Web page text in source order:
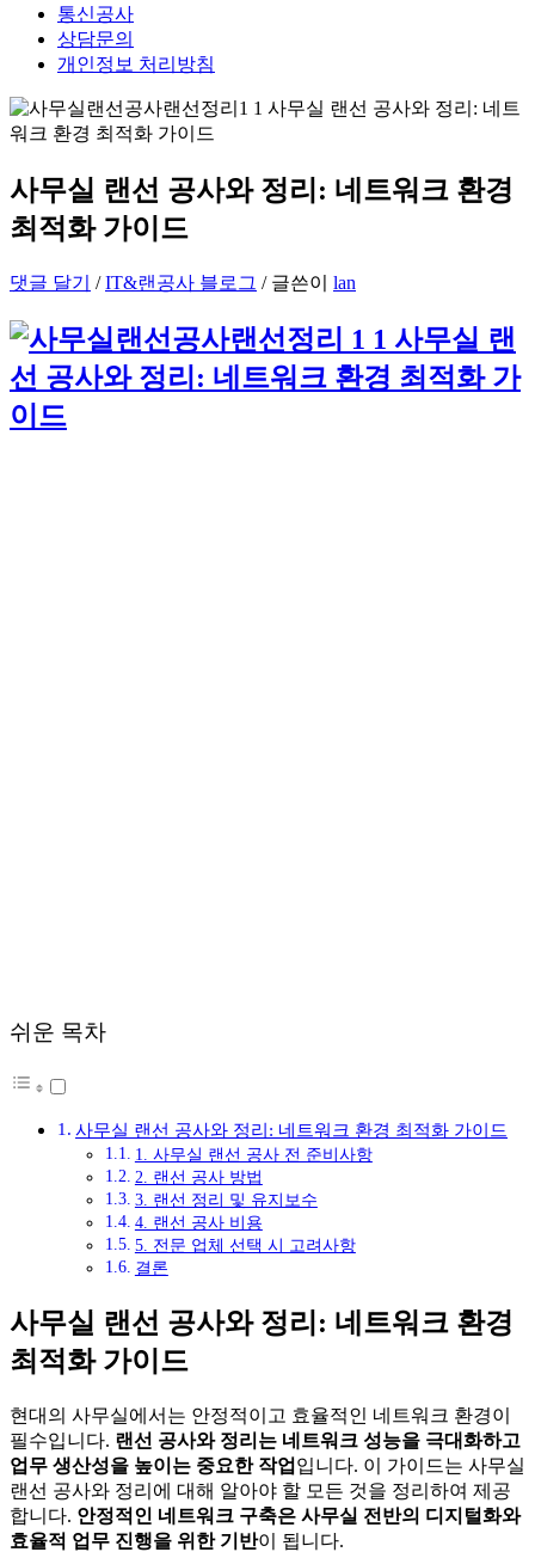
통신공사
상담문의
개인정보 처리방침
사무실 랜선 공사와 정리: 네트워크 환경
최적화 가이드
댓글 달기 /IT&랜공사 블로그 / 글쓴이 lan
쉬운 목차
사무실 랜선 공사와 정리: 네트워크 환경 최적화 가이드
1. 사무실 랜선 공사 전 준비사항
2. 랜선 공사 방법
3. 랜선 정리 및 유지보수
4. 랜선 공사 비용
5. 전문 업체 선택 시 고려사항
결론
사무실 랜선 공사와 정리: 네트워크 환경
최적화 가이드
현대의 사무실에서는 안정적이고 효율적인 네트워크 환경이
필수입니다. 랜선 공사와 정리는 네트워크 성능을 극대화하고
업무 생산성을 높이는 중요한 작업 입니다. 이 가이드는 사무실
랜선 공사와 정리에 대해 알아야 할 모든 것을 정리하여 제공
합니다. 안정적인 네트워크 구축은 사무실 전반의 디지털화와
효율적 업무 진행을 위한 기반이 됩니다.